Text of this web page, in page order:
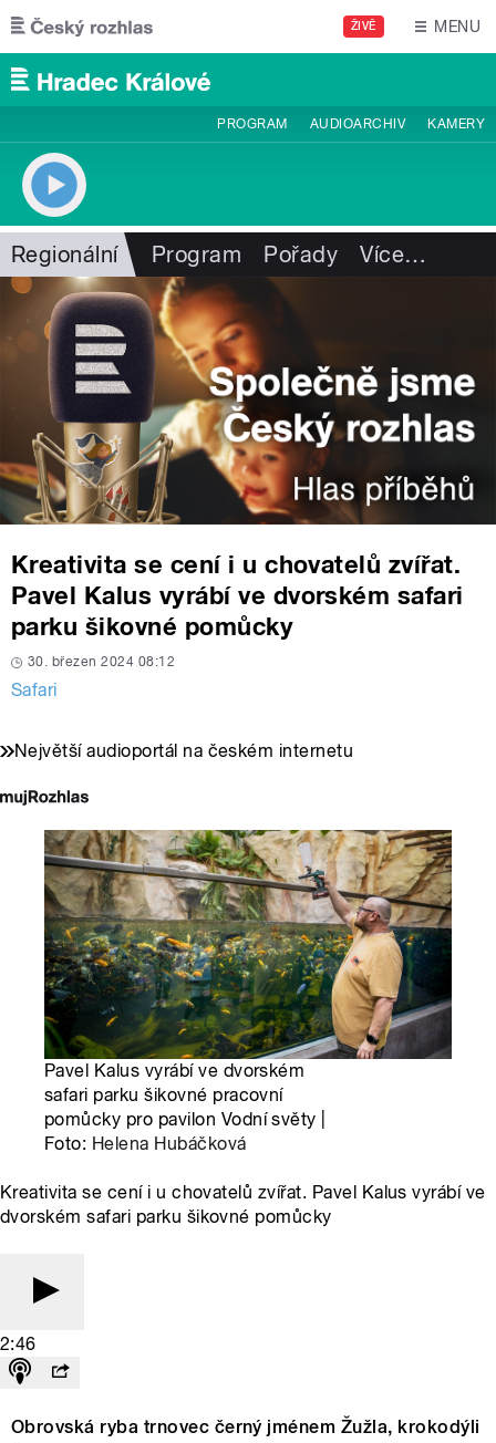
Přejít k hlavnímu obsahu
ŽIVĚ MENU
PROGRAM AUDIOARCHIV KAMERY
Regionální Program Pořady Více…
Kreativita se cení i u chovatelů zvířat.
Pavel Kalus vyrábí ve dvorském safari
parku šikovné pomůcky
30. březen 2024 08:12
Safari
Největší audioportál na českém internetu
Pavel Kalus vyrábí ve dvorském
safari parku šikovné pracovní
pomůcky pro pavilon Vodní světy |
Foto: Helena Hubáčková
Kreativita se cení i u chovatelů zvířat. Pavel Kalus vyrábí ve
dvorském safari parku šikovné pomůcky
2:46
Obrovská ryba trnovec černý jménem Žužla, krokodýli